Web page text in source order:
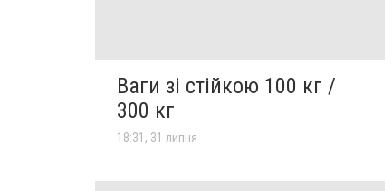
Ваги зі стійкою 100 кг /
300 кг
18:31, 31 липня